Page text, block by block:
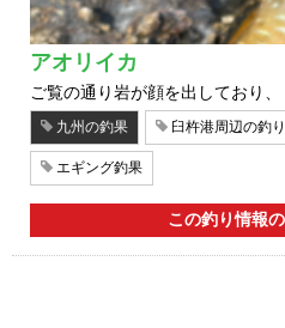
アオリイカ
ご覧の通り岩が顔を出しており、
九州の釣果 臼杵港周辺の釣
エギング釣果
この釣り情報